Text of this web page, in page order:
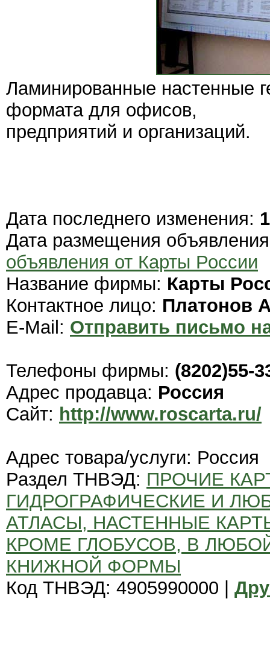
Ламинированные настенные
формата для офисов,
предприятий и организаций.
Дата последнего изменения:
Дата размещения
объявления от Карты России
Название фирмы: Карты
Контактное лицо: Платонов
E-Mail: Отправить письмо
Телефоны фирмы: (8202)55-
Адрес продавца: Россия
Сайт: http://www.roscarta.ru/
Адрес товара/услуги: Россия
Раздел ТНВЭД: ПРОЧИЕ
ГИДРОГРАФИЧЕСКИЕ И
АТЛАСЫ, НАСТЕННЫЕ
КРОМЕ ГЛОБУСОВ, В
КНИЖНОЙ ФОРМЫ
Код ТНВЭД: 4905990000 |